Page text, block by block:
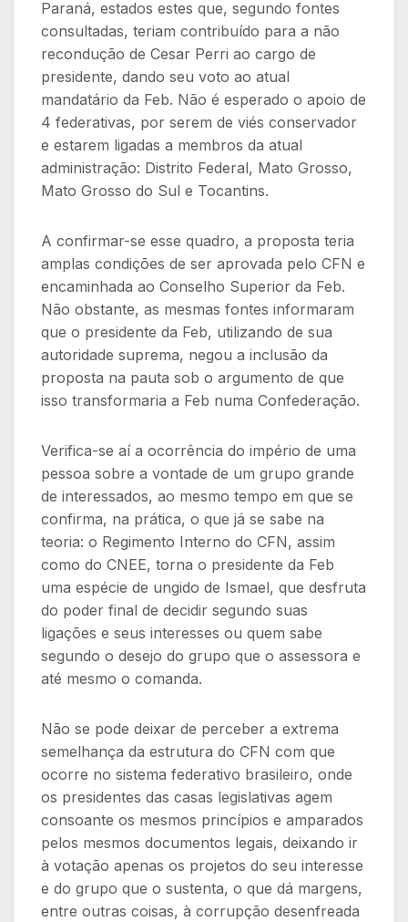
Paraná, estados estes que, segundo fontes
consultadas, teriam contribuído para a não
recondução de Cesar Perri ao cargo de
presidente, dando seu voto ao atual
mandatário da Feb. Não é esperado o apoio de
4 federativas, por serem de viés conservador
e estarem ligadas a membros da atual
administração: Distrito Federal, Mato Grosso,
Mato Grosso do Sul e Tocantins.
A confirmar-se esse quadro, a proposta teria
amplas condições de ser aprovada pelo CFN e
encaminhada ao Conselho Superior da Feb.
Não obstante, as mesmas fontes informaram
que o presidente da Feb, utilizando de sua
autoridade suprema, negou a inclusão da
proposta na pauta sob o argumento de que
isso transformaria a Feb numa Confederação.
Verifica-se aí a ocorrência do império de uma
pessoa sobre a vontade de um grupo grande
de interessados, ao mesmo tempo em que se
confirma, na prática, o que já se sabe na
teoria: o Regimento Interno do CFN, assim
como do CNEE, torna o presidente da Feb
uma espécie de ungido de Ismael, que desfruta
do poder final de decidir segundo suas
ligações e seus interesses ou quem sabe
segundo o desejo do grupo que o assessora e
até mesmo o comanda.
Não se pode deixar de perceber a extrema
semelhança da estrutura do CFN com que
ocorre no sistema federativo brasileiro, onde
os presidentes das casas legislativas agem
consoante os mesmos princípios e amparados
pelos mesmos documentos legais, deixando ir
à votação apenas os projetos do seu interesse
e do grupo que o sustenta, o que dá margens,
entre outras coisas, à corrupção desenfreada